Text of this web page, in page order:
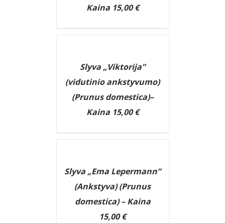
Kaina 15,00 €
Slyva „Viktorija”
(vidutinio ankstyvumo)
(Prunus domestica)–
Kaina 15,00 €
Slyva „Ema Lepermann”
(Ankstyva) (Prunus
domestica) – Kaina
15,00 €